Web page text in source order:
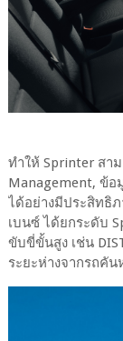
ทำให้ Sprinter สา
Management, ข้
ได้อย่างมีประสิทธิ
เบนซ์ ได้ยกระดับ
ขับขี่ขั้นสูง เช่น
ระยะห่างจากรถคั